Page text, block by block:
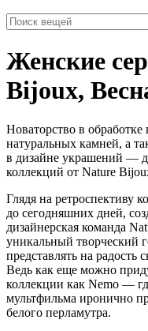
Женские
Bijoux,
Новаторство в
натуральных камней, а
в дизайне украшений —
коллекций от Nature
Глядя на ретроспективу
до сегодняшних дней,
дизайнерская команда
уникальный творческий
представлять на радость
Ведь как еще можно
коллекции как Nemo —
мультфильма иронично
белого перламутра.